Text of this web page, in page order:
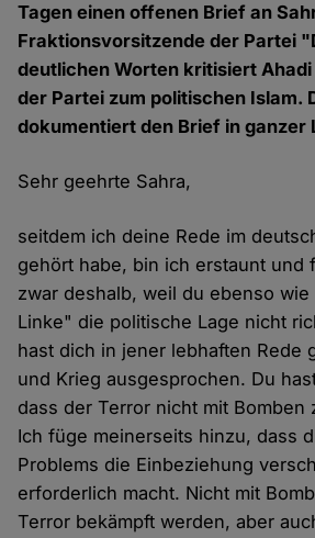
Tagen einen offenen Brief an
Fraktionsvorsitzende der Partei
deutlichen Worten kritisiert
der Partei zum politischen Islam.
dokumentiert den Brief in ganzer
Sehr geehrte Sahra,
seitdem ich deine Rede im
gehört habe, bin ich erstaunt und
zwar deshalb, weil du ebenso
Linke" die politische Lage nicht
hast dich in jener lebhaften Rede
und Krieg ausgesprochen. Du
dass der Terror nicht mit Bomben
Ich füge meinerseits hinzu, dass
Problems die Einbeziehung
erforderlich macht. Nicht mit
Terror bekämpft werden, aber